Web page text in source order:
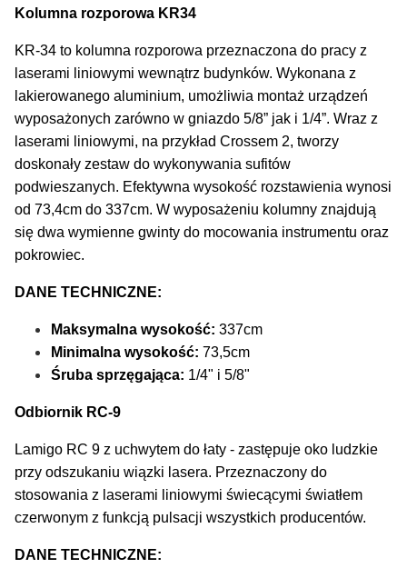
Kolumna rozporowa KR34
KR-34 to kolumna rozporowa przeznaczona do pracy z
laserami liniowymi wewnątrz budynków. Wykonana z
lakierowanego aluminium, umożliwia montaż urządzeń
wyposażonych zarówno w gniazdo 5/8” jak i 1/4”. Wraz z
laserami liniowymi, na przykład Crossem 2, tworzy
doskonały zestaw do wykonywania sufitów
podwieszanych. Efektywna wysokość rozstawienia wynosi
od 73,4cm do 337cm. W wyposażeniu kolumny znajdują
się dwa wymienne gwinty do mocowania instrumentu oraz
pokrowiec.
DANE TECHNICZNE:
Maksymalna wysokość: 337cm
Minimalna wysokość: 73,5cm
Śruba sprzęgająca: 1/4" i 5/8"
Odbiornik RC-9
Lamigo RC 9 z uchwytem do łaty - zastępuje oko ludzkie
przy odszukaniu wiązki lasera. Przeznaczony do
stosowania z laserami liniowymi świecącymi światłem
czerwonym z funkcją pulsacji wszystkich producentów.
DANE TECHNICZNE: